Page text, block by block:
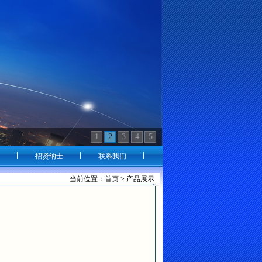
1 2 3 4 5
招贤纳士 联系我们
当前位置： 首页 > 产品展示